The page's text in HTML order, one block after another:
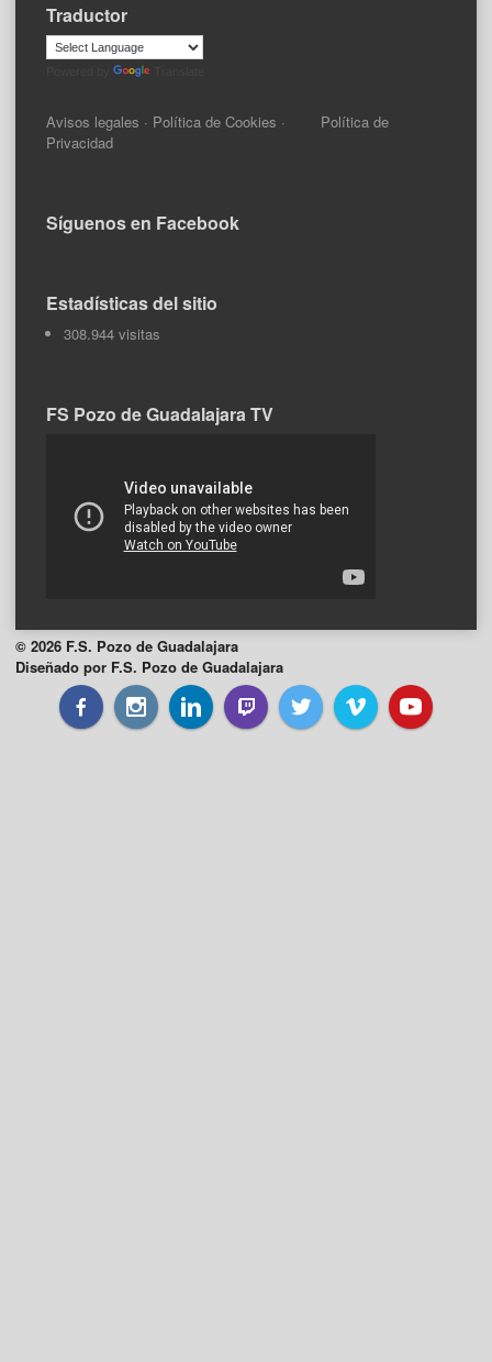
Traductor
Avisos legales · Política de Cookies · Política de
Privacidad
Síguenos en Facebook
Estadísticas del sitio
308.944 visitas
FS Pozo de Guadalajara TV
© 2026 F.S. Pozo de Guadalajara
Diseñado por F.S. Pozo de Guadalajara